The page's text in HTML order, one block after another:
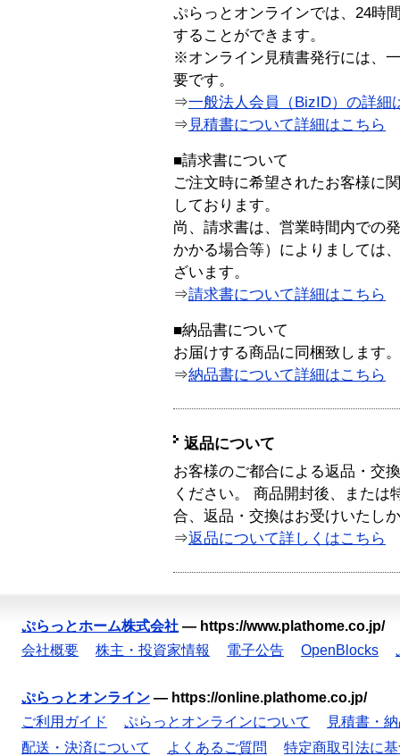
ぷらっとオンラインでは、24時
することができます。
※オンライン見積書発行には、
要です。
⇒一般法人会員（BizID）の詳細
⇒ 見積書について詳細はこちら
■請求書について
ご注文時に希望されたお客様に
しております。
尚、請求書は、営業時間内での
かかる場合等）によりましては
ざいます。
⇒請求書について詳細はこちら
■納品書について
お届けする商品に同梱致します。
⇒納品書について詳細はこちら
返品について
お客様のご都合による返品・交
ください。 商品開封後、または
合、返品・交換はお受けいたし
⇒返品について詳しくはこちら
ぷらっとホーム株式会社 — https://www.plathome.co.jp/
会社概要
株主・投資家情報 電子公告 OpenBlocks
ぷらっとオンライン — https://online.plathome.co.jp/
ご利用ガイド
ぷらっとオンラインについて
見積書・
配送・決済について
よくあるご質問
特定商取引法に